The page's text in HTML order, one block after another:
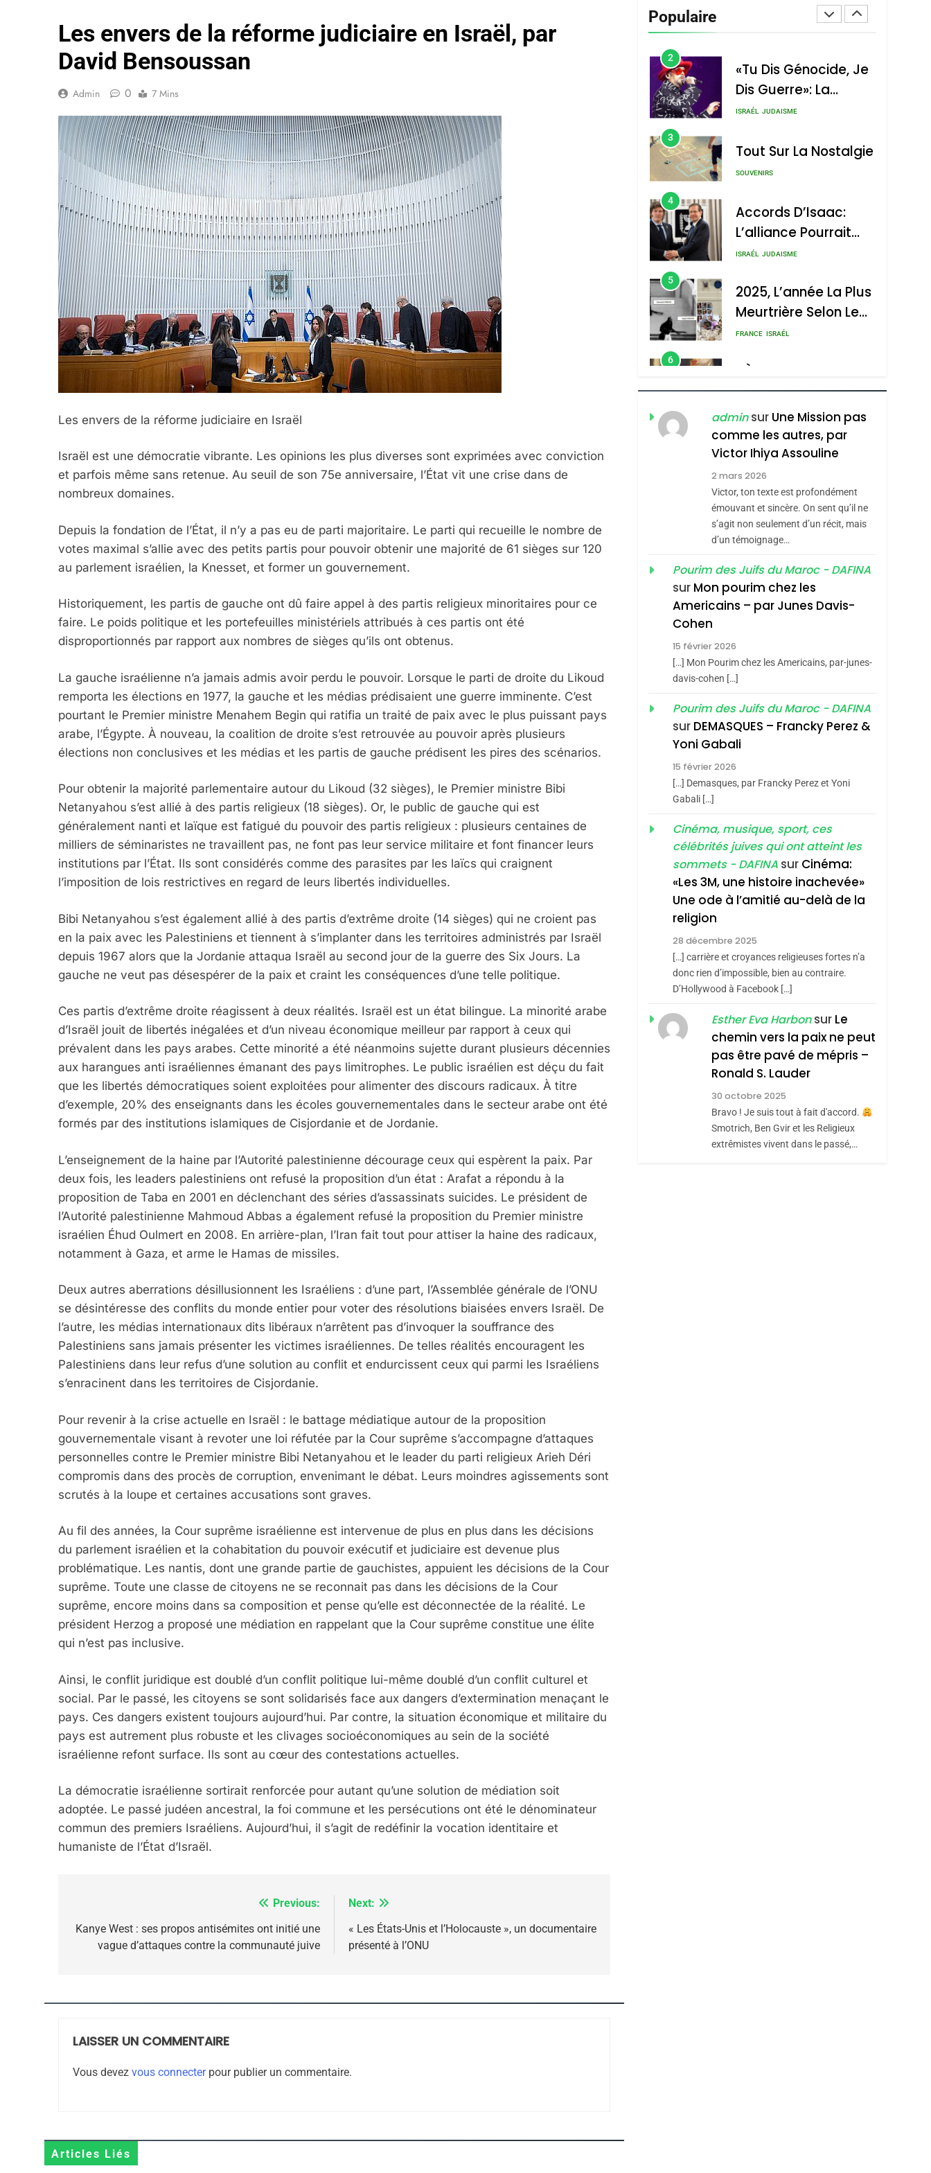
Les envers de la réforme judiciaire en Israël, par
David Bensoussan
Admin 0 7 Mins
Les envers de la réforme judiciaire en Israël
Israël est une démocratie vibrante. Les opinions les plus diverses sont exprimées avec conviction
et parfois même sans retenue. Au seuil de son 75e anniversaire, l’État vit une crise dans de
nombreux domaines.
Depuis la fondation de l’État, il n’y a pas eu de parti majoritaire. Le parti qui recueille le nombre de
votes maximal s’allie avec des petits partis pour pouvoir obtenir une majorité de 61 sièges sur 120
au parlement israélien, la Knesset, et former un gouvernement.
Historiquement, les partis de gauche ont dû faire appel à des partis religieux minoritaires pour ce
faire. Le poids politique et les portefeuilles ministériels attribués à ces partis ont été
disproportionnés par rapport aux nombres de sièges qu’ils ont obtenus.
La gauche israélienne n’a jamais admis avoir perdu le pouvoir. Lorsque le parti de droite du Likoud
remporta les élections en 1977, la gauche et les médias prédisaient une guerre imminente. C’est
pourtant le Premier ministre Menahem Begin qui ratifia un traité de paix avec le plus puissant pays
arabe, l’Égypte. À nouveau, la coalition de droite s’est retrouvée au pouvoir après plusieurs
élections non conclusives et les médias et les partis de gauche prédisent les pires des scénarios.
Pour obtenir la majorité parlementaire autour du Likoud (32 sièges), le Premier ministre Bibi
Netanyahou s’est allié à des partis religieux (18 sièges). Or, le public de gauche qui est
généralement nanti et laïque est fatigué du pouvoir des partis religieux : plusieurs centaines de
milliers de séminaristes ne travaillent pas, ne font pas leur service militaire et font financer leurs
institutions par l’État. Ils sont considérés comme des parasites par les laïcs qui craignent
l’imposition de lois restrictives en regard de leurs libertés individuelles.
Bibi Netanyahou s’est également allié à des partis d’extrême droite (14 sièges) qui ne croient pas
en la paix avec les Palestiniens et tiennent à s’implanter dans les territoires administrés par Israël
depuis 1967 alors que la Jordanie attaqua Israël au second jour de la guerre des Six Jours. La
gauche ne veut pas désespérer de la paix et craint les conséquences d’une telle politique.
Ces partis d’extrême droite réagissent à deux réalités. Israël est un état bilingue. La minorité arabe
d’Israël jouit de libertés inégalées et d’un niveau économique meilleur par rapport à ceux qui
prévalent dans les pays arabes. Cette minorité a été néanmoins sujette durant plusieurs décennies
aux harangues anti israéliennes émanant des pays limitrophes. Le public israélien est déçu du fait
que les libertés démocratiques soient exploitées pour alimenter des discours radicaux. À titre
d’exemple, 20% des enseignants dans les écoles gouvernementales dans le secteur arabe ont été
formés par des institutions islamiques de Cisjordanie et de Jordanie.
L’enseignement de la haine par l’Autorité palestinienne décourage ceux qui espèrent la paix. Par
deux fois, les leaders palestiniens ont refusé la proposition d’un état : Arafat a répondu à la
proposition de Taba en 2001 en déclenchant des séries d’assassinats suicides. Le président de
l’Autorité palestinienne Mahmoud Abbas a également refusé la proposition du Premier ministre
israélien Éhud Oulmert en 2008. En arrière-plan, l’Iran fait tout pour attiser la haine des radicaux,
notamment à Gaza, et arme le Hamas de missiles.
Deux autres aberrations désillusionnent les Israéliens : d’une part, l’Assemblée générale de l’ONU
se désintéresse des conflits du monde entier pour voter des résolutions biaisées envers Israël. De
l’autre, les médias internationaux dits libéraux n’arrêtent pas d’invoquer la souffrance des
Palestiniens sans jamais présenter les victimes israéliennes. De telles réalités encouragent les
Palestiniens dans leur refus d’une solution au conflit et endurcissent ceux qui parmi les Israéliens
s’enracinent dans les territoires de Cisjordanie.
Pour revenir à la crise actuelle en Israël : le battage médiatique autour de la proposition
gouvernementale visant à revoter une loi réfutée par la Cour suprême s’accompagne d’attaques
personnelles contre le Premier ministre Bibi Netanyahou et le leader du parti religieux Arieh Déri
compromis dans des procès de corruption, envenimant le débat. Leurs moindres agissements sont
scrutés à la loupe et certaines accusations sont graves.
Au fil des années, la Cour suprême israélienne est intervenue de plus en plus dans les décisions
du parlement israélien et la cohabitation du pouvoir exécutif et judiciaire est devenue plus
problématique. Les nantis, dont une grande partie de gauchistes, appuient les décisions de la Cour
suprême. Toute une classe de citoyens ne se reconnait pas dans les décisions de la Cour
suprême, encore moins dans sa composition et pense qu’elle est déconnectée de la réalité. Le
président Herzog a proposé une médiation en rappelant que la Cour suprême constitue une élite
qui n’est pas inclusive.
Ainsi, le conflit juridique est doublé d’un conflit politique lui-même doublé d’un conflit culturel et
social. Par le passé, les citoyens se sont solidarisés face aux dangers d’extermination menaçant le
pays. Ces dangers existent toujours aujourd’hui. Par contre, la situation économique et militaire du
pays est autrement plus robuste et les clivages socioéconomiques au sein de la société
israélienne refont surface. Ils sont au cœur des contestations actuelles.
La démocratie israélienne sortirait renforcée pour autant qu’une solution de médiation soit
adoptée. Le passé judéen ancestral, la foi commune et les persécutions ont été le dénominateur
commun des premiers Israéliens. Aujourd’hui, il s’agit de redéfinir la vocation identitaire et
humaniste de l’État d’Israël.
de
l’article
Previous:
Kanye West : ses propos antisémites ont initié une
vague d’attaques contre la communauté juive
Next:
« Les États-Unis et l’Holocauste », un documentaire
présenté à l’ONU
LAISSER UN COMMENTAIRE
Vous devez vous connecterpour publier un commentaire.
Articles Liés
Populaire
Vanessa De Loya
2
«Tu Dis Génocide, Je
Dis Guerre»: La
Nouvelle Chanson De
ISRAÉL JUDAISME
3
Tout Sur La Nostalgie
SOUVENIRS
4
Accords D’Isaac:
L’alliance Pourrait
S’étendre À 13 Pays
ISRAÉL JUDAISME
5
2025, L’année La Plus
Meurtrière Selon Le
Rapport D’ADL
FRANCE ISRAÉL
6
FIÈRE, DIGNE ET
RÉSILIENTE :
POURQUOI JE
REVENDIQUE MA
JUDAÏTE Par Thérèse
Zrihen-Dvir
ISRAÉL JUDAISME
CE QUI NOUS
MANQUE – Jacques
Hadida
JUDAISME
Maroc : Les Amandes
De Tafraout, Le Miel
De Tadla Azilal
Consacrés Produits
Du Terroir
DAFINA MAROC
Oeil Ravageur –
2
Dis Guerre»: La
Nouvelle Chanson De
Boy George
ISRAÉL JUDAISME
Accords D’Isaac:
L’alliance Pourrait
S’étendre À 13 Pays
D’Amérique Latine
ISRAÉL JUDAISME
5
Meurtrière Selon Le
Rapport D’ADL
Contre
L’antisémitisme
FRANCE ISRAÉL
FIÈRE, DIGNE ET
RÉSILIENTE :
POURQUOI JE
REVENDIQUE MA
JUDAÏTE Par Thérèse
Zrihen-Dvir
ISRAÉL JUDAISME
CE QUI NOUS
MANQUE – Jacques
Hadida
JUDAISME
Maroc : Les Amandes
adminsur Une Mission pas
comme les autres, par
Victor Ihiya Assouline
2 mars 2026
Victor, ton texte est profondément
émouvant et sincère. On sent qu’il ne
s’agit non seulement d’un récit, mais
d’un témoignage…
Pourim des Juifs du Maroc - DAFINA
sur Mon pourim chez les
Americains – par Junes Davis-
Cohen
15 février 2026
[…] Mon Pourim chez les Americains, par-junes-
davis-cohen […]
Pourim des Juifs du Maroc - DAFINA
sur DEMASQUES – Francky Perez &
Yoni Gabali
15 février 2026
[…] Demasques, par Francky Perez et Yoni
Gabali […]
Cinéma, musique, sport, ces
célébrités juives qui ont atteint les
sommets - DAFINA sur Cinéma:
«Les 3M, une histoire inachevée»
Une ode à l’amitié au-delà de la
religion
28 décembre 2025
[…] carrière et croyances religieuses fortes n’a
donc rien d’impossible, bien au contraire.
D’Hollywood à Facebook […]
Esther Eva Harbonsur Le
chemin vers la paix ne peut
pas être pavé de mépris –
Ronald S. Lauder
30 octobre 2025
Bravo ! Je suis tout à fait d'accord.
Smotrich, Ben Gvir et les Religieux
extrêmistes vivent dans le passé,…
2025, L’année La Plus Meurtrière Selon Le Rapport D’ADL Contre L’antisémitisme
FRANCE ISRAÉL
FIÈRE, DIGNE ET RÉSILIENTE : POURQUOI JE REVENDIQUE MA JUDAÏTE Par Thérèse Zrihen-
ISRAÉL JUDAISME
CE QUI NOUS MANQUE – Jacques Hadida
Terroir